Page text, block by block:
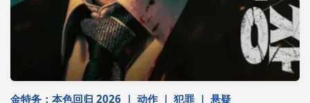
金特务：本色回归 2026 ｜ 动作 ｜ 犯罪 ｜ 悬疑